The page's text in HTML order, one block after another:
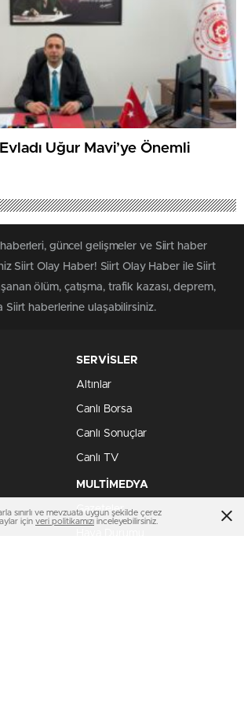
Evladı Uğur Mavi’ye Önemli
güncel gelişmeler ve Siirt haber
Siirt Olay Haber! Siirt Olay Haber ile Siirt
ölüm, çatışma, trafik kazası, deprem,
Siirt haberlerine ulaşabilirsiniz.
SERVİSLER
Altınlar
Canlı Borsa
Canlı Sonuçlar
Canlı TV
MULTİMEDYA
Gazeteler
sınırlı ve mevzuata uygun şekilde çerez
için veri politikamızı inceleyebilirsiniz.